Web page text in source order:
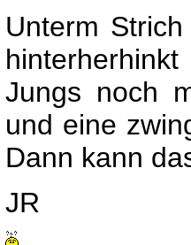
Unterm
Jungs noch
und eine
Dann kann
JR